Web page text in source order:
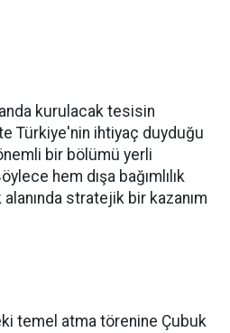
kurulacak tesisin
Türkiye'nin ihtiyaç duyduğu
bir bölümü yerli
hem dışa bağımlılık
stratejik bir kazanım
temel atma törenine Çubuk